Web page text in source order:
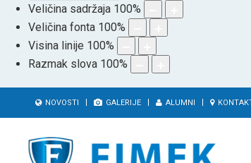
Veličina sadržaja 100%
Veličina fonta 100%
Visina linije 100%
Razmak slova 100%
NOVOSTI GALERIJE ALUMNI